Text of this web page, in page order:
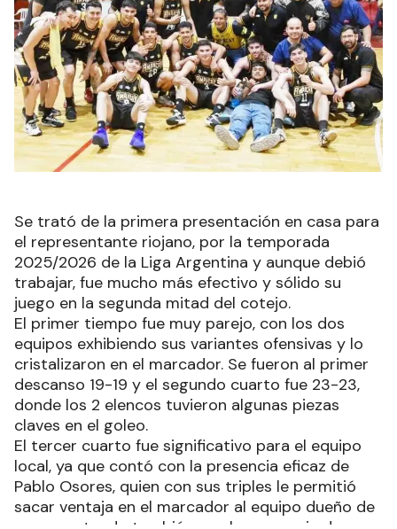
Se trató de la primera presentación en casa para
el representante riojano, por la temporada
2025/2026 de la Liga Argentina y aunque debió
trabajar, fue mucho más efectivo y sólido su
juego en la segunda mitad del cotejo.
El primer tiempo fue muy parejo, con los dos
equipos exhibiendo sus variantes ofensivas y lo
cristalizaron en el marcador. Se fueron al primer
descanso 19-19 y el segundo cuarto fue 23-23,
donde los 2 elencos tuvieron algunas piezas
claves en el goleo.
El tercer cuarto fue significativo para el equipo
local, ya que contó con la presencia eficaz de
Pablo Osores, quien con sus triples le permitió
sacar ventaja en el marcador al equipo dueño de